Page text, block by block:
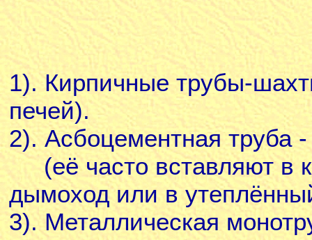
1). Кирпичные трубы-
печей).
2). Асбоцементная труба
(её часто вставляют в
дымоход или в
3). Металлическая